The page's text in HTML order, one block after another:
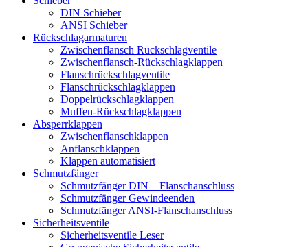
DIN Schieber
ANSI Schieber
Rückschlag­armaturen
Zwischenflansch Rückschlagventile
Zwischenflansch-Rückschlagklappen
Flanschrückschlagventile
Flanschrückschlagklappen
Doppelrückschlagklappen
Muffen-Rückschlagklappen
Absperrklappen
Zwischenflanschklappen
Anflanschklappen
Klappen automatisiert
Schmutzfänger
Schmutzfänger DIN – Flanschanschluss
Schmutzfänger Gewindeenden
Schmutzfänger ANSI-Flanschanschluss
Sicherheitsventile
Sicherheitsventile Leser